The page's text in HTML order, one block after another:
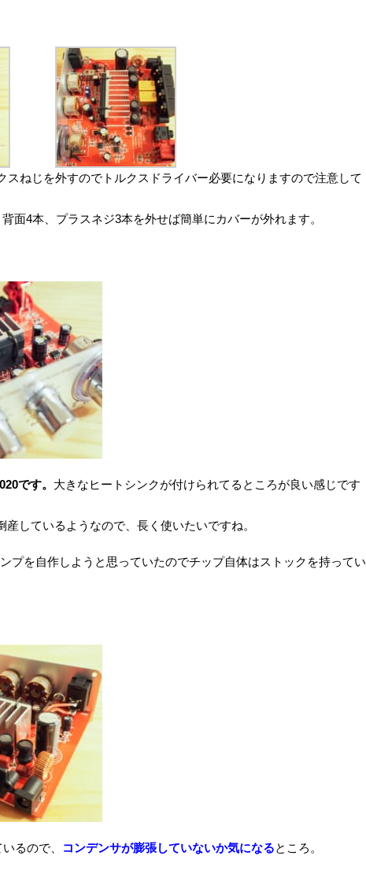
スねじを外すのでトルクスドライバー必要になりますので注意して
面4本、プラスネジ3本を外せば簡単にカバーが外れます。
です。 大きなヒートシンクが付けられてるところが良い感じです
産しているようなので、長く使いたいですね。
プを自作しようと思っていたのでチップ自体はストックを持ってい
るので、 コンデンサが膨張していないか気になるところ。